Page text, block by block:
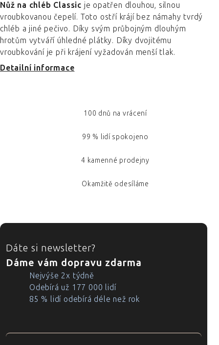
Nůž na chléb Classic je opatřen dlouhou, silnou
vroubkovanou čepelí. Toto ostří krájí bez námahy tvrdý
chléb a jiné pečivo. Díky svým průbojným dlouhým
hrotům vytváří úhledné plátky. Díky dvojitému
vroubkování je při krájení vyžadován menší tlak.
Detailní informace
100 dnů na vrácení
99 % lidí spokojeno
4 kamenné prodejny
Okamžitě odesíláme
ZÁPATÍ
Dáte si newsletter?
Dáme vám dopravu zdarma
Nejvýše 2x týdně
Odebírá už 177 000 lidí
85 % lidí odebírá déle než rok